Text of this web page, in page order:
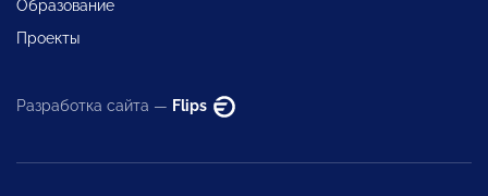
Образование
Проекты
Разработка сайта — Flips